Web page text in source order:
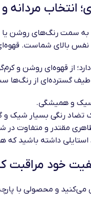
انتخاب مردانه
به سمت رنگ‌های روشن
بالای شماست.
از قهوه‌ای روشن و
طیف گسترده‌ای از
و همیشگی.
تضاد رنگی بسیار شیک و
ظاهری مقتدر و متفاوت
استایلی داشته باشید
خود مراقبت
می‌کنید و محصولی با